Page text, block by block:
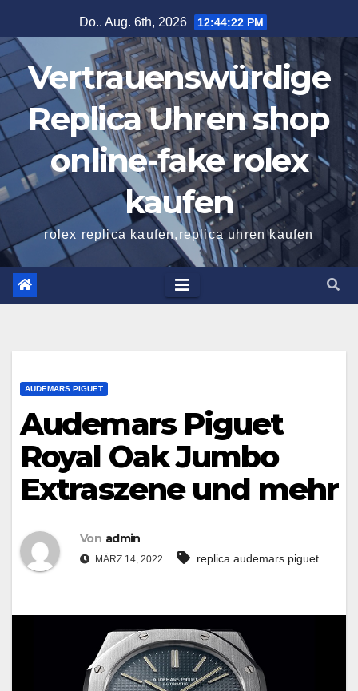
Inhalt
springen
Do.. Aug. 6th, 2026 12:44:23 PM
Vertrauenswürdige
Replica Uhren shop
online-fake rolex
kaufen
rolex replica kaufen,replica uhren kaufen
AUDEMARS PIGUET
Audemars Piguet
Royal Oak Jumbo
Extraszene und mehr
Von admin
MÄRZ 14, 2022 replica audemars piguet